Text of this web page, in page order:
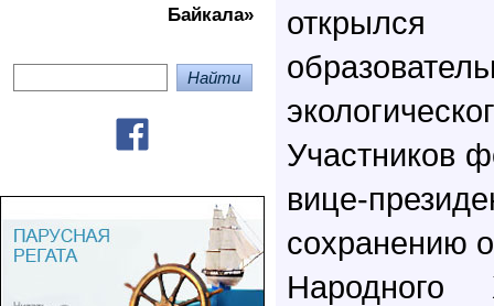
Байкала»
Участников
вице-
сохранению